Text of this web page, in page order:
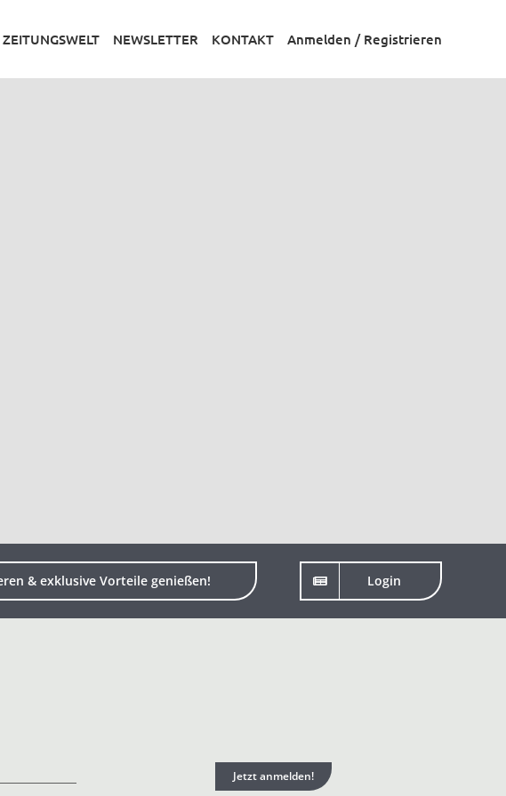
ZEITUNGSWELT NEWSLETTER KONTAKT Anmelden / Registrieren
& exklusive Vorteile genießen! Login
Jetzt anmelden!